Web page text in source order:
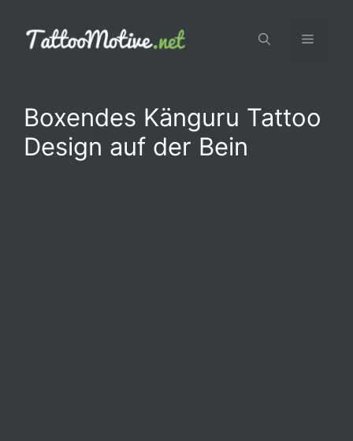
Inhalt
springen
Menü
Boxendes Känguru Tattoo
Design auf der Bein